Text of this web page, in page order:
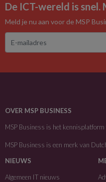
De ICT-wereld is snel.
Meld je nu aan voor de MSP
OVER MSP BUSINESS
MSP Business is het
MSP Business is een merk van
NIEUWS
Algemeen IT nieuws